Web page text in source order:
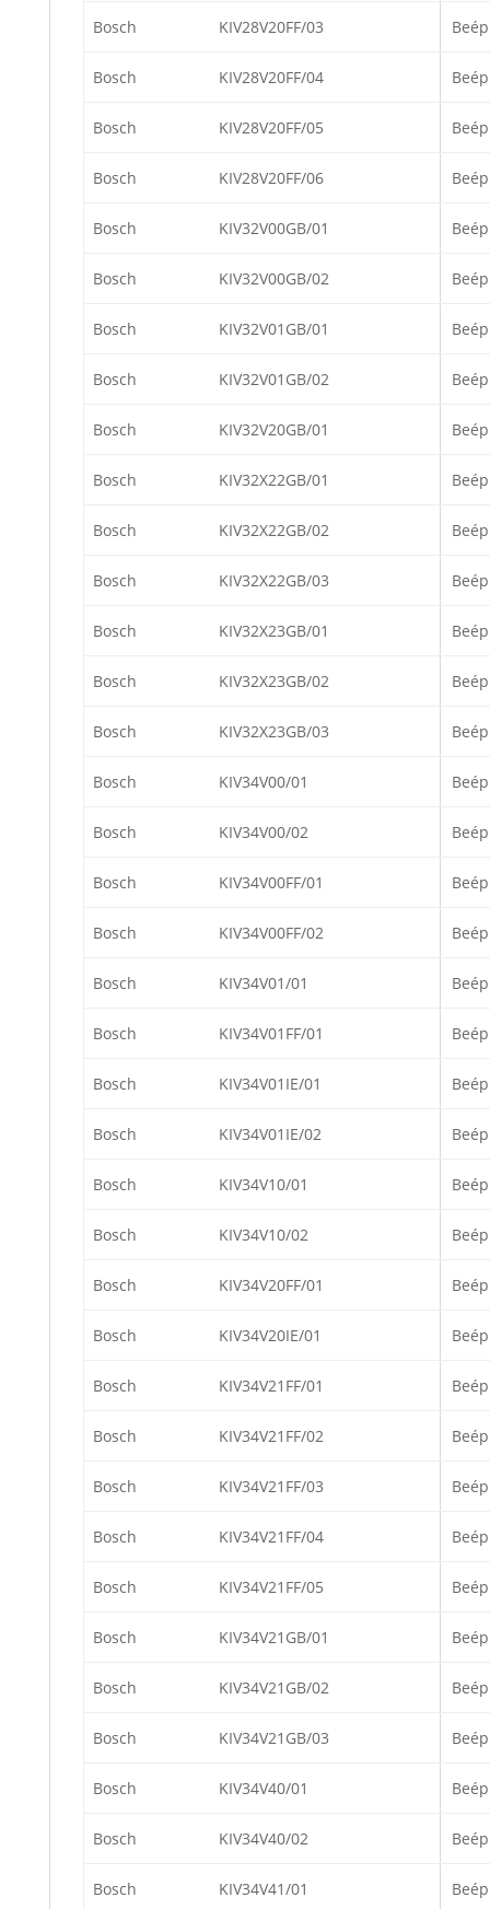
Bosch KIV28V20FF/03
Bosch KIV28V20FF/04
Bosch KIV28V20FF/05
Bosch KIV28V20FF/06
Bosch KIV32V00GB/01
Bosch KIV32V00GB/02
Bosch KIV32V01GB/01
Bosch KIV32V01GB/02
Bosch KIV32V20GB/01
Bosch KIV32X22GB/01
Bosch KIV32X22GB/02
Bosch KIV32X22GB/03
Bosch KIV32X23GB/01
Bosch KIV32X23GB/02
Bosch KIV32X23GB/03
Bosch KIV34V00/01
Bosch KIV34V00/02
Bosch KIV34V00FF/01
Bosch KIV34V00FF/02
Bosch KIV34V01/01
Bosch KIV34V01FF/01
Bosch KIV34V01IE/01
Bosch KIV34V01IE/02
Bosch KIV34V10/01
Bosch KIV34V10/02
Bosch KIV34V20FF/01
Bosch KIV34V20IE/01
Bosch KIV34V21FF/01
Bosch KIV34V21FF/02
Bosch KIV34V21FF/03
Bosch KIV34V21FF/04
Bosch KIV34V21FF/05
Bosch KIV34V21GB/01
Bosch KIV34V21GB/02
Bosch KIV34V21GB/03
Bosch KIV34V40/01
Bosch KIV34V40/02
Bosch KIV34V41/01